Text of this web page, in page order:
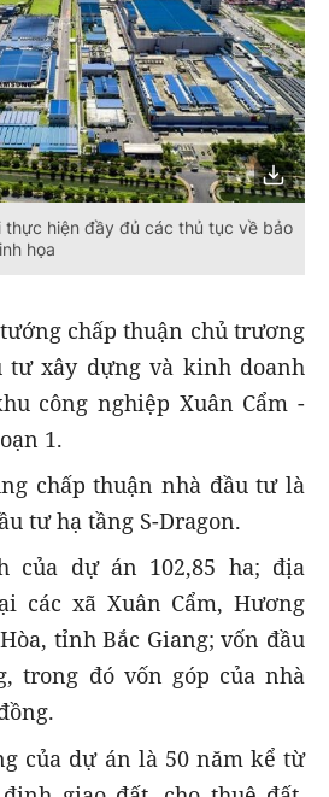
thực hiện đầy đủ các thủ tục về bảo
họa
chấp thuận chủ trương
tư xây dựng và kinh doanh
công nghiệp Xuân Cẩm -
1.
chấp thuận nhà đầu tư là
tư hạ tầng S-Dragon.
của dự án 102,85 ha; địa
các xã Xuân Cẩm, Hương
tỉnh Bắc Giang; vốn đầu
trong đó vốn góp của nhà
của dự án là 50 năm kể từ